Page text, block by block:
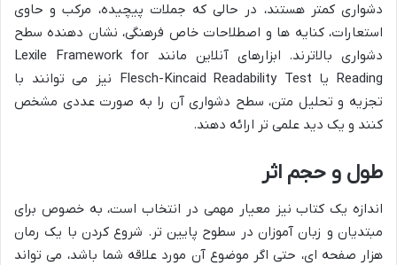
دشواری کمتر هستند، در حالی که جملات پیچیده، مرکب و حاوی
استعارات، کنایه ها و اصطلاحات خاص فرهنگی، نشان دهنده سطح
دشواری بالاترند. ابزارهای آنلاین مانند Lexile Framework for
Reading یا Flesch-Kincaid Readability Test نیز می توانند با
تجزیه و تحلیل متن، سطح دشواری آن را به صورت عددی مشخص
کنند و یک دید علمی تر ارائه دهند.
طول و حجم اثر
اندازه یک کتاب نیز معیار مهمی در انتخاب است، به خصوص برای
مبتدیان و زبان آموزان در سطوح پایین تر. شروع کردن با یک رمان
هزار صفحه ای، حتی اگر موضوع آن مورد علاقه شما باشد، می تواند